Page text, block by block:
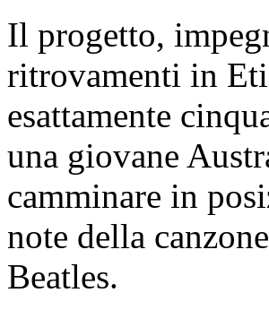
Il progetto,
ritrovamenti in
esattamente
una giovane
camminare in
note della
Beatles.